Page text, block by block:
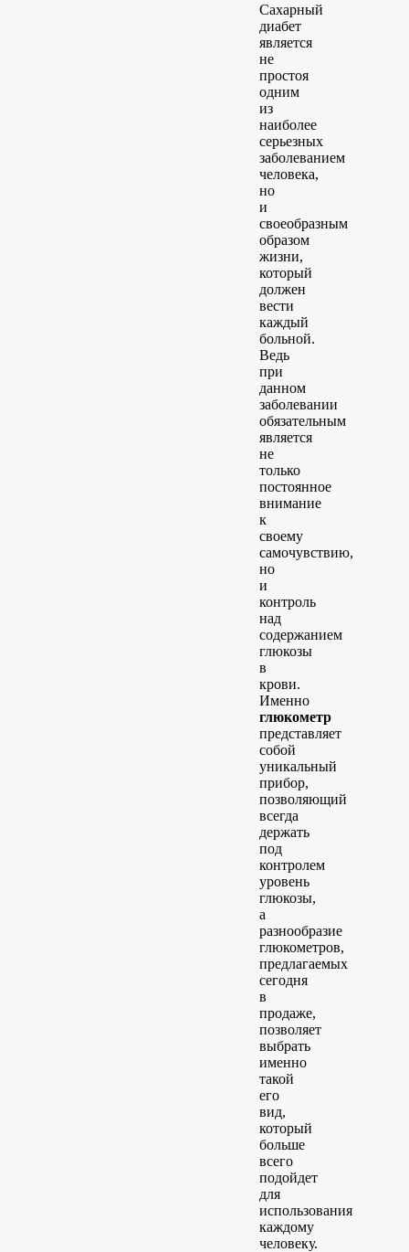
Сахарный
диабет
является
не
простоя
одним
из
наиболее
серьезных
заболеванием
человека,
но
и
своеобразным
образом
жизни,
который
должен
вести
каждый
больной.
Ведь
при
данном
заболевании
обязательным
является
не
только
постоянное
внимание
к
своему
самочувствию,
но
и
контроль
над
содержанием
глюкозы
в
крови.
Именно
глюкометр
представляет
собой
уникальный
прибор,
позволяющий
всегда
держать
под
контролем
уровень
глюкозы,
а
разнообразие
глюкометров,
предлагаемых
сегодня
в
продаже,
позволяет
выбрать
именно
такой
его
вид,
который
больше
всего
подойдет
для
использования
каждому
человеку.